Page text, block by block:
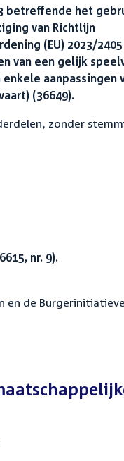
betreffende het
van Richtlijn
(EU) 2023/
van een gelijk
enkele aanpassingen
(36649).
zonder
nr. 9).
en de